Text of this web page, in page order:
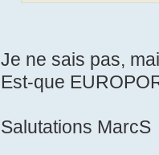
Je ne sais pas,
Est-que
Salutations MarcS